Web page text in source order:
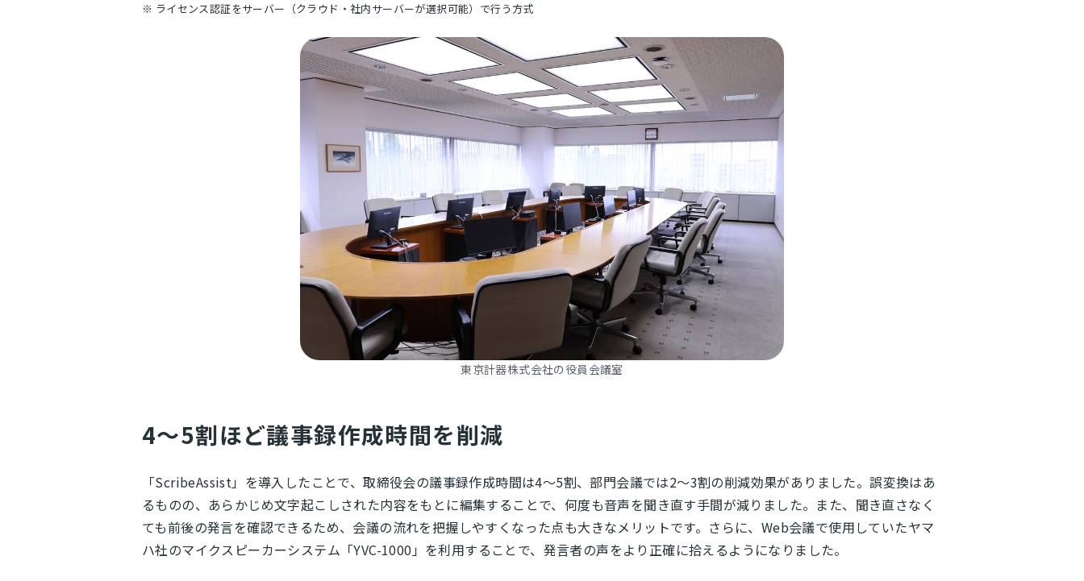
※ ライセンス認証をサーバー（クラウド・社内サーバーが選択可能）で行う方式
東京計器株式会社の役員会議室
4～5割ほど議事録作成時間を削減
「ScribeAssist」を導入したことで、取締役会の議事録作成時間は4～5割、部門会議では2～3割の削減効果がありました。誤変換はあ
るものの、あらかじめ文字起こしされた内容をもとに編集することで、何度も音声を聞き直す手間が減りました。また、聞き直さなく
ても前後の発言を確認できるため、会議の流れを把握しやすくなった点も大きなメリットです。さらに、Web会議で使用していたヤマ
ハ社のマイクスピーカーシステム「YVC-1000」を利用することで、発言者の声をより正確に拾えるようになりました。